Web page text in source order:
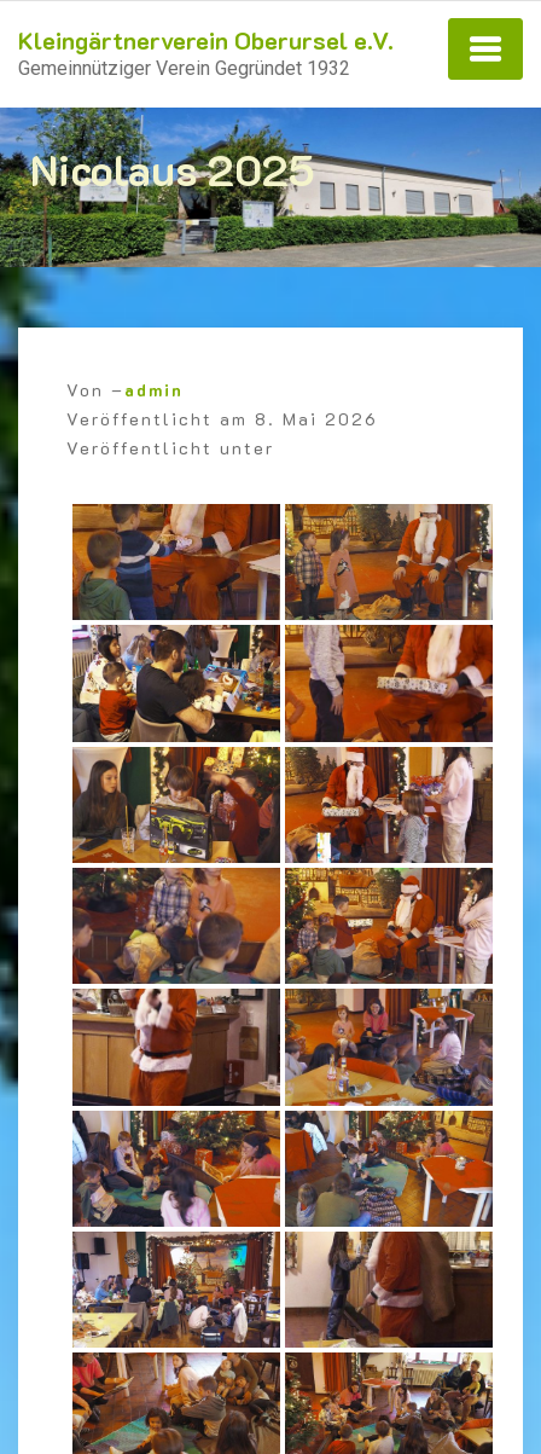
Kleingärtnerverein Oberursel e.V.
Gemeinnütziger Verein Gegründet 1932
Nicolaus 2025
Von – admin
Veröffentlicht am 8. Mai 2026
Veröffentlicht unter